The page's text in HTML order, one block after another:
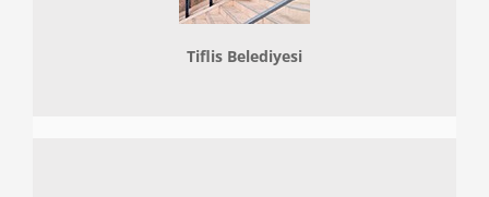
Tiflis Belediyesi